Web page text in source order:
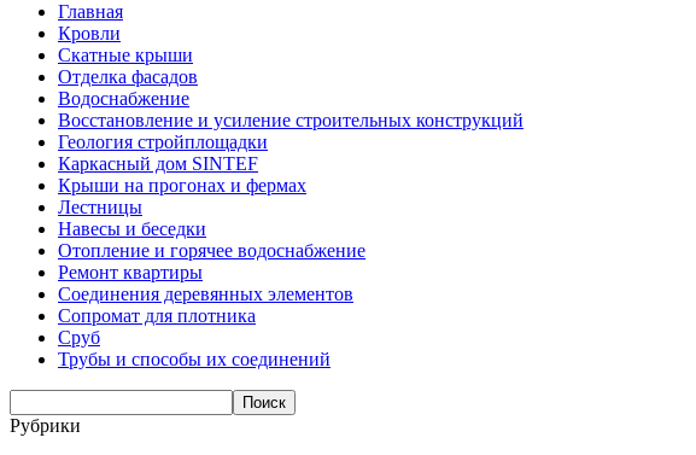
Главная
Кровли
Скатные крыши
Отделка фасадов
Водоснабжение
Восстановление и усиление строительных конструкций
Геология стройплощадки
Каркасный дом SINTEF
Крыши на прогонах и фермах
Лестницы
Навесы и беседки
Отопление и горячее водоснабжение
Ремонт квартиры
Соединения деревянных элементов
Сопромат для плотника
Сруб
Трубы и способы их соединений
Рубрики